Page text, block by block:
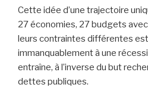
Cette idée d’une trajectoire
27 économies, 27 budgets
leurs contraintes différentes
immanquablement à une
entraîne, à l’inverse du but
dettes publiques.